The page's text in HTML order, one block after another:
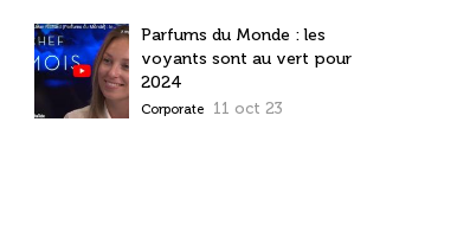
Parfums du Monde : les
voyants sont au vert pour
2024
Corporate 11 oct 23